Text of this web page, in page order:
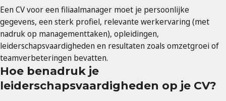
Een CV voor een filiaalmanager moet je persoonlijke
gegevens, een sterk profiel, relevante werkervaring (met
nadruk op managementtaken), opleidingen,
leiderschapsvaardigheden en resultaten zoals omzetgroei of
teamverbeteringen bevatten.
Hoe benadruk je
leiderschapsvaardigheden op je CV?